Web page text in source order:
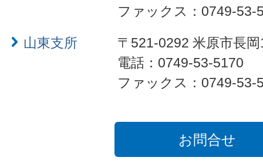
ファックス：0749-53-
山東支所
〒521-0292 米原市長
電話：0749-53-5170
ファックス：0749-53-
お問合せ